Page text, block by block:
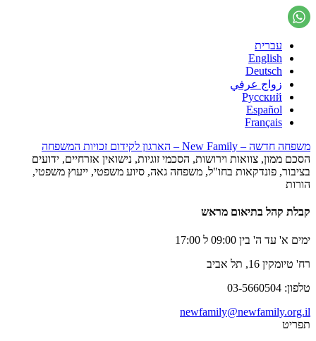
עברית
English
Deutsch
زواج عرفي
Русский
Español
Français
משפחה חדשה – New Family – הארגון לקידום זכויות המשפחה
הסכם ממון, צוואות וירושות, הסכמי זוגיות, נישואין אזרחיים, ידועים
בציבור, פונדקאות בחו"ל, משפחה גאה, סיוע משפטי, ייעוץ משפטי,
הורות
קבלת קהל בתיאום מראש
ימים א' עד ה' בין 09:00 ל 17:00
רח' טיומקין 16, תל אביב
טלפון: 03-5660504
newfamily@newfamily.org.il
תפריט